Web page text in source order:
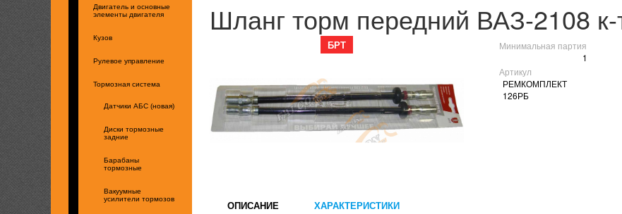
Двигатель и основные
элементы двигателя
Кузов
Рулевое управление
Тормозная система
Датчики АБС (новая)
Диски тормозные
задние
Барабаны
тормозные
Вакуумные
усилители тормозов
Шланг торм передний ВАЗ-2108
БРТ
Минимальная партия
1
Артикул
РЕМКОМПЛЕКТ
126РБ
ОПИСАНИЕ ХАРАКТЕРИСТИКИ